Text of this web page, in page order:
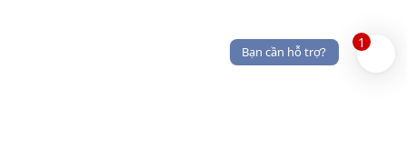
1
Bạn cần hỗ trợ?